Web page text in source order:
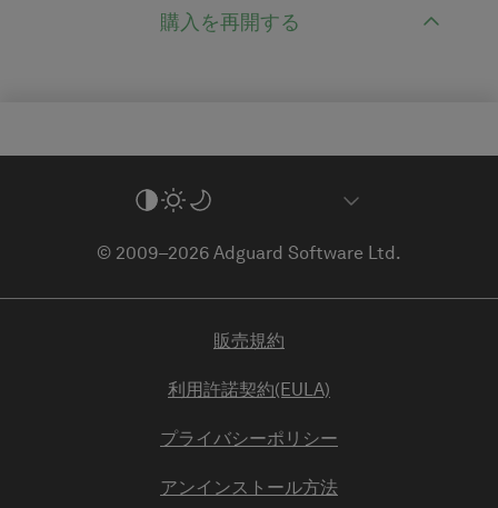
購入を再開する
© 2009–2026 Adguard Software Ltd.
販売規約
利用許諾契約(EULA)
プライバシーポリシー
アンインストール方法